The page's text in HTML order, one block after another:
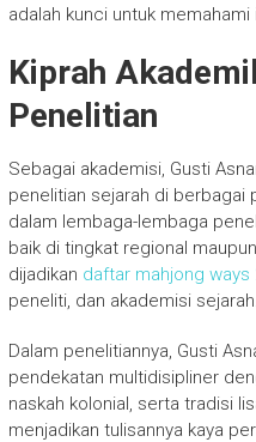
adalah kunci untuk
Kiprah
Penelitian
Sebagai akademisi, Gusti
penelitian sejarah di berbagai
dalam lembaga-lembaga
baik di tingkat regional
dijadikan daftar mahjong ways
peneliti, dan akademisi
Dalam penelitiannya, Gusti
pendekatan multidisipliner
naskah kolonial, serta tradisi
menjadikan tulisannya kaya